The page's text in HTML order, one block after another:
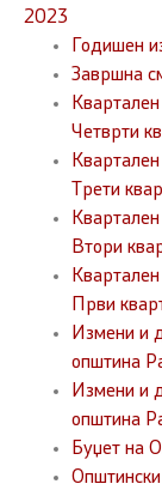
2023
Годишен
Завршна
Квартален
Четврти
Квартален
Трети
Квартален
Втори
Квартален
Први
Измени и
општина
Измени и
општина
Буџет на